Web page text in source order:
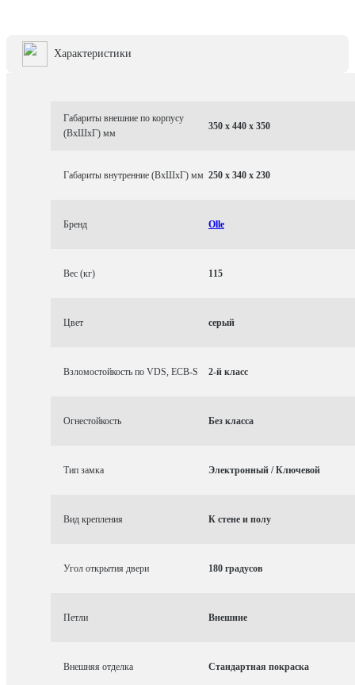
Характеристики
Габариты внешние по корпусу
(ВхШхГ) мм
350 x 440 x 350
Габариты внутренние (ВхШхГ) мм 250 x 340 x 230
Бренд Olle
Вес (кг) 115
Цвет серый
Взломостойкость по VDS, ECB-S 2-й класс
Огнестойкость Без класса
Тип замка Электронный / Ключевой
Вид крепления К стене и полу
Угол открытия двери 180 градусов
Петли Внешние
Внешняя отделка Стандартная покраска